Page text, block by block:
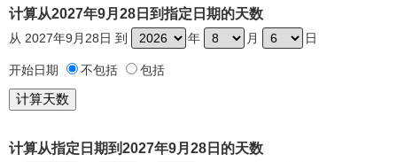
计算从2027年9月28日到指定日期的天数
从 2027年9月28日 到 年 月 日
开始日期 不包括 包括
计算从指定日期到2027年9月28日的天数